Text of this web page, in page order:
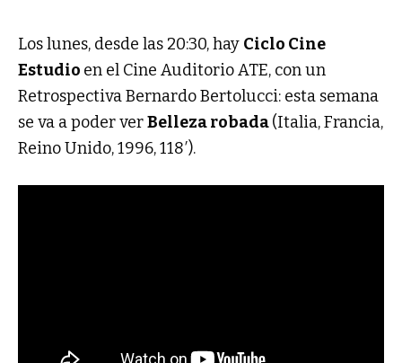
Los lunes, desde las 20:30, hay Ciclo Cine
Estudio en el Cine Auditorio ATE, con un
Retrospectiva Bernardo Bertolucci: esta semana
se va a poder verBelleza robada(Italia, Francia,
Reino Unido, 1996, 118′).